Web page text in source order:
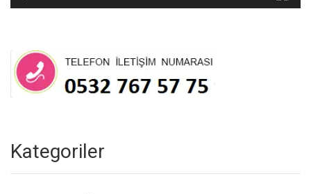
Kategoriler